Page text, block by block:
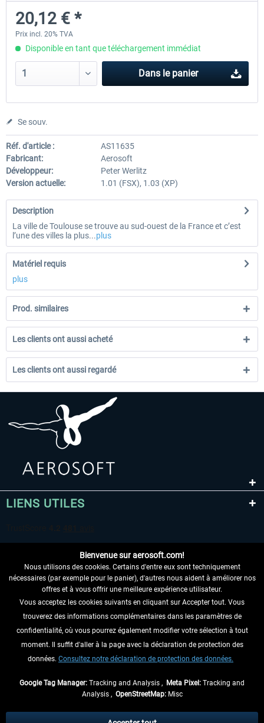
44,95 € *
20,12 € *
Prix incl. 20% TVA
Disponible en tant que téléchargement immédiat
Dans le panier
Se souv.
Réf. d'article :
AS11635
Fabricant:
Aerosoft
Développeur:
Peter Werlitz
Version actuelle:
1.01 (FSX), 1.03 (XP)
Description
La ville de Toulouse se trouve au sud-ouest de la France et c’est
l’une des villes la plus...plus
Matériel requis
plus
Prod. similaires
Les clients ont aussi acheté
Les clients ont aussi regardé
LIENS UTILES
RENONCER AU CONTRAT ICI
INFORMATIONS
NE MANQUEZ PAS LES DERNIÈRES
échéant, frais de remboursement, si aucune description contraire.
Bienvenue sur aerosoft.com!
Nous utilisons des cookies. Certains d'entre eux sont techniquement
nécessaires (par exemple pour le panier), d'autres nous aident à améliorer nos
offres et à vous offrir une meilleure expérience utilisateur.
Vous acceptez les cookies suivants en cliquant sur Accepter tout. Vous
trouverez des informations complémentaires dans les paramètres de
confidentialité, où vous pourrez également modifier votre sélection à tout
moment. Il suffit d'aller à la page avec la déclaration de protection des
données. Consultez notre déclaration de protection des données.
Google Tag Manager: Tracking and Analysis , Meta Pixel: Tracking and
Analysis , OpenStreetMap:Misc